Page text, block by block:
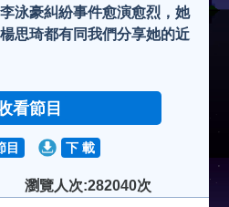
泳豪糾紛事件愈演愈烈，她
思琦都有同我們分享她的近
看節目
目 下 載
瀏覽人次:282040次